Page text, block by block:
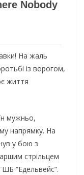
На жаль
із ворогом,
життя
мужньо,
напрямку. На
у бою з
стрільцем
“Едельвейс”.